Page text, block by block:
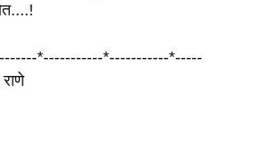
*-----------*-----------*-----